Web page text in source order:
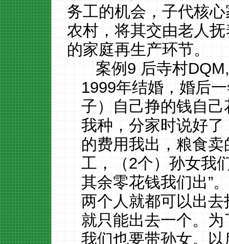
务工的机会，子代核
农村，将其交由老人
的家庭再生产环节。
案例9 后寺村
1999年结婚，婚后
子）自己挣的钱自
我种，分家时说好
的费用我出，粮食
工，（2个）孙女我
其余零花钱我们出”
两个人就都可以出
就只能出去一个。
我们也要带孙女。以